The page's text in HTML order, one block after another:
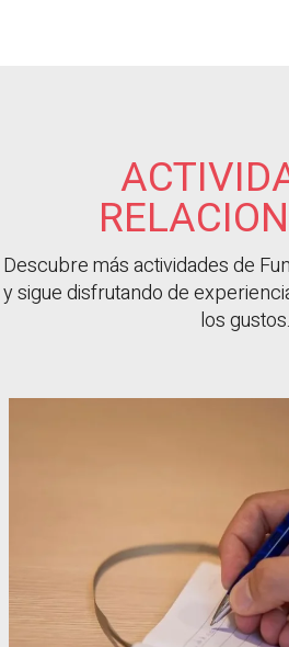
Descubre más actividades de
y sigue disfrutando de
los gustos.